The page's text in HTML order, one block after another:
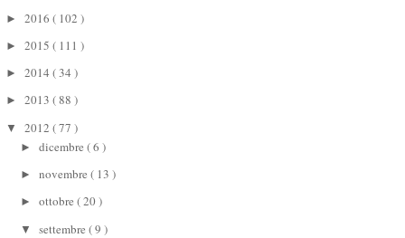
► 2016 ( 102 )
► 2015 ( 111 )
► 2014 ( 34 )
► 2013 ( 88 )
▼ 2012 ( 77 )
► dicembre ( 6 )
► novembre ( 13 )
► ottobre ( 20 )
▼ settembre ( 9 )